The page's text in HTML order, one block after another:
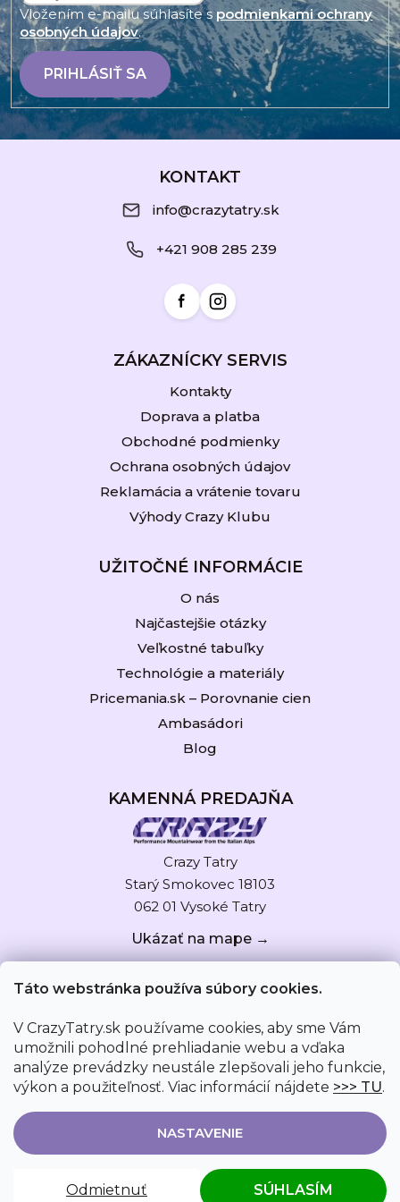
Táto webstránka používa súbory cookies.
V CrazyTatry.sk používame cookies, aby sme Vám
umožnili pohodlné prehliadanie webu a vďaka
analýze prevádzky neustále zlepšovali jeho funkcie,
výkon a použiteľnosť. Viac informácií nájdete >>> TU.
NASTAVENIE
Odmietnuť SÚHLASÍM
v
k
y
v
ý
p
i
u
Vložením e-mailu súhlasíte spodmienkami ochrany
osobných údajov.
PRIHLÁSIŤ SA
KONTAKT
info@crazytatry.sk
+421 908 285 239
ZÁKAZNÍCKY SERVIS
Kontakty
Doprava a platba
Obchodné podmienky
Ochrana osobných údajov
Reklamácia a vrátenie tovaru
Výhody Crazy Klubu
UŽITOČNÉ INFORMÁCIE
O nás
Najčastejšie otázky
Veľkostné tabuľky
Technológie a materiály
Pricemania.sk – Porovnanie cien
Ambasádori
Blog
KAMENNÁ PREDAJŇA
Crazy Tatry
Starý Smokovec 18103
062 01 Vysoké Tatry
Ukázať na mape →
Vytvoril Shoptet
Upravil Jurky
Copyright 2026
CrazyTatry.sk . Všetky práva